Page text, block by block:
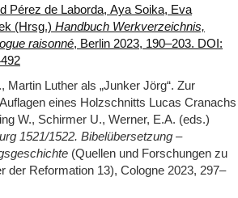
Pérez de Laborda, Aya Soika, Eva
(Hrsg.) Handbuch Werkverzeichnis,
raisonné , Berlin 2023, 190–203. DOI:
Martin Luther als „Junker Jörg“. Zur
eines Holzschnitts Lucas Cranachs
W., Schirmer U., Werner, E.A. (eds.)
1521/1522. Bibelübersetzung –
(Quellen und Forschungen zu
der Reformation 13), Cologne 2023, 297–